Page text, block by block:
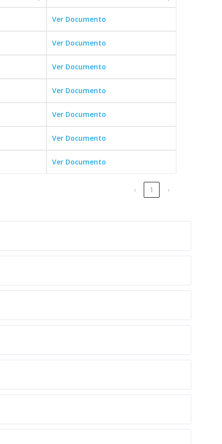
Ver Documento
Ver Documento
Ver Documento
Ver Documento
Ver Documento
Ver Documento
Ver Documento
‹ 1 ›